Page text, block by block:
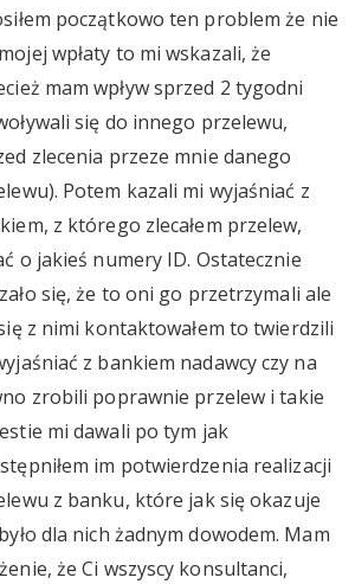
początkowo ten problem że nie
wpłaty to mi wskazali, że
mam wpływ sprzed 2 tygodni
się do innego przelewu,
zlecenia przeze mnie danego
Potem kazali mi wyjaśniać z
z którego zlecałem przelew,
o jakieś numery ID. Ostatecznie
się, że to oni go przetrzymali ale
z nimi kontaktowałem to twierdzili
z bankiem nadawcy czy na
zrobili poprawnie przelew i takie
mi dawali po tym jak
im potwierdzenia realizacji
z banku, które jak się okazuje
dla nich żadnym dowodem. Mam
że Ci wszyscy konsultanci,